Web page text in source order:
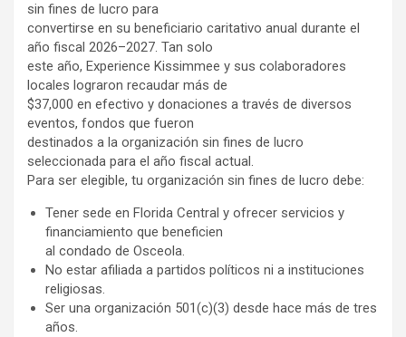
sin fines de lucro para
convertirse en su beneficiario caritativo anual durante el
año fiscal 2026–2027. Tan solo
este año, Experience Kissimmee y sus colaboradores
locales lograron recaudar más de
$37,000 en efectivo y donaciones a través de diversos
eventos, fondos que fueron
destinados a la organización sin fines de lucro
seleccionada para el año fiscal actual.
Para ser elegible, tu organización sin fines de lucro debe:
Tener sede en Florida Central y ofrecer servicios y
financiamiento que beneficien
al condado de Osceola.
No estar afiliada a partidos políticos ni a instituciones
religiosas.
Ser una organización 501(c)(3) desde hace más de tres
años.